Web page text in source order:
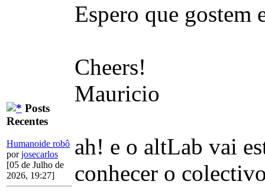
Posts
Recentes
Humanoide robô
porjosecarlos
[05 de Julho de
2026, 19:27]
Espero que gostem
Cheers!
Mauricio
ah! e o altLab vai
conhecer o